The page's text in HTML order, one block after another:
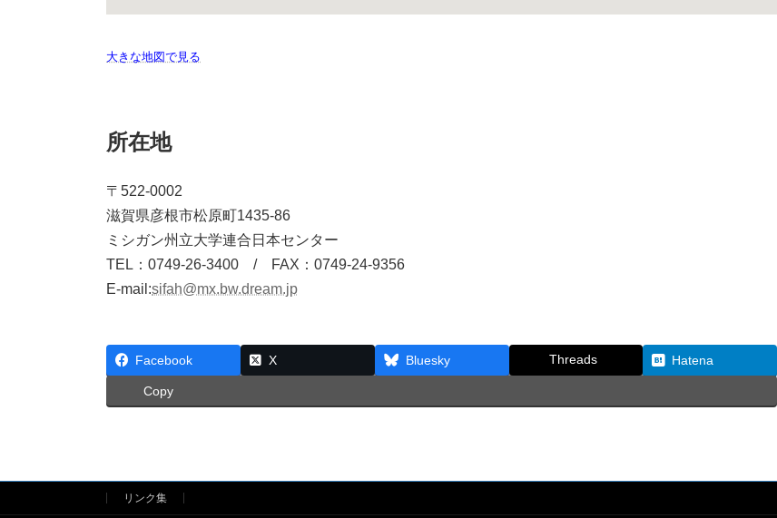
大きな地図で見る
所在地
〒522-0002
滋賀県彦根市松原町1435-86
ミシガン州立大学連合日本センター
TEL：0749-26-3400 / FAX：0749-24-9356
E-mail:sifah@mx.bw.dream.jp
Facebook X Bluesky Threads Hatena
Copy
リンク集